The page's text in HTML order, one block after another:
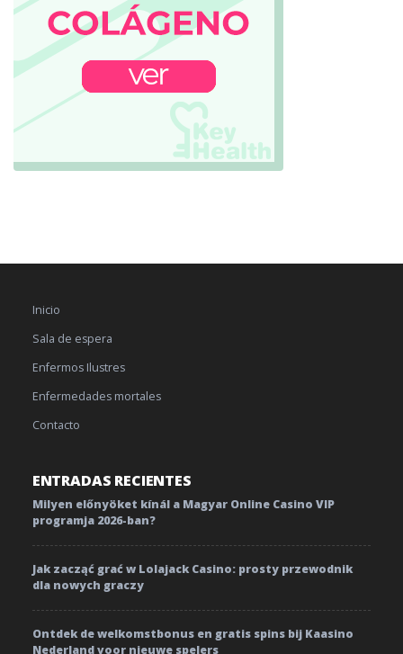
Inicio
Sala de espera
Enfermos Ilustres
Enfermedades mortales
Contacto
ENTRADAS RECIENTES
Milyen előnyöket kínál a Magyar Online Casino VIP
programja 2026-ban?
Jak zacząć grać w Lolajack Casino: prosty przewodnik
dla nowych graczy
Ontdek de welkomstbonus en gratis spins bij Kaasino
Nederland voor nieuwe spelers